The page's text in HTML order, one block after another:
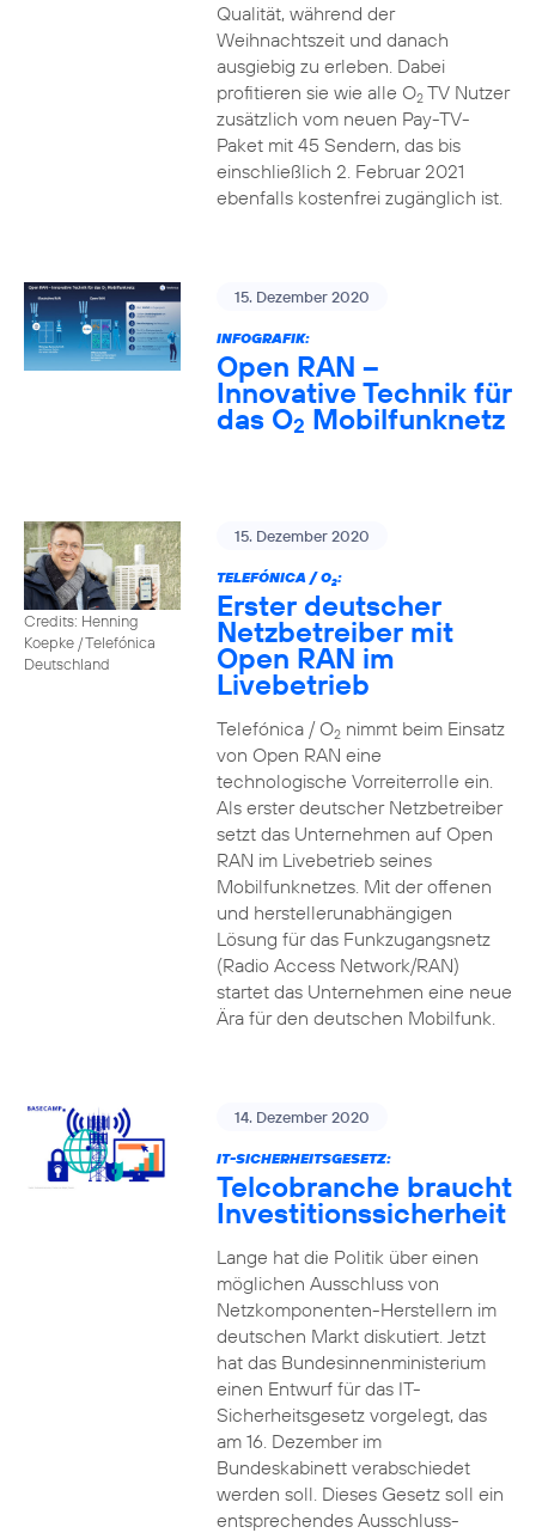
Qualität, während der
Weihnachtszeit und danach
ausgiebig zu erleben. Dabei
profitieren sie wie alle O2TV Nutzer
zusätzlich vom neuen Pay-TV-
Paket mit 45 Sendern, das bis
einschließlich 2. Februar 2021
ebenfalls kostenfrei zugänglich ist.
15. Dezember 2020
INFOGRAFIK:
Open RAN –
Innovative Technik für
das O2 Mobilfunknetz
Credits: Henning
Koepke / Telefónica
Deutschland
15. Dezember 2020
TELEFÓNICA / O2:
Erster deutscher
Netzbetreiber mit
Open RAN im
Livebetrieb
Telefónica / O2nimmt beim Einsatz
von Open RAN eine
technologische Vorreiterrolle ein.
Als erster deutscher Netzbetreiber
setzt das Unternehmen auf Open
RAN im Livebetrieb seines
Mobilfunknetzes. Mit der offenen
und herstellerunabhängigen
Lösung für das Funkzugangsnetz
(Radio Access Network/RAN)
startet das Unternehmen eine neue
Ära für den deutschen Mobilfunk.
14. Dezember 2020
IT-SICHERHEITSGESETZ:
Telcobranche braucht
Investitionssicherheit
Lange hat die Politik über einen
möglichen Ausschluss von
Netzkomponenten-Herstellern im
deutschen Markt diskutiert. Jetzt
hat das Bundesinnenministerium
einen Entwurf für das IT-
Sicherheitsgesetz vorgelegt, das
am 16. Dezember im
Bundeskabinett verabschiedet
werden soll. Dieses Gesetz soll ein
entsprechendes Ausschluss-